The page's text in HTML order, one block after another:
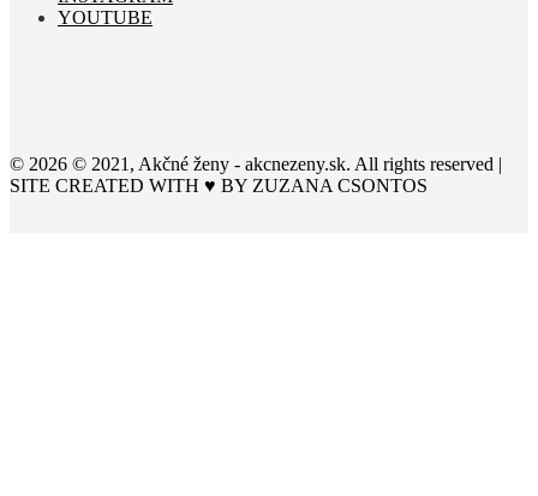
YOUTUBE
© 2026 © 2021, Akčné ženy - akcnezeny.sk. All rights reserved |
SITE CREATED WITH ♥ BY ZUZANA CSONTOS